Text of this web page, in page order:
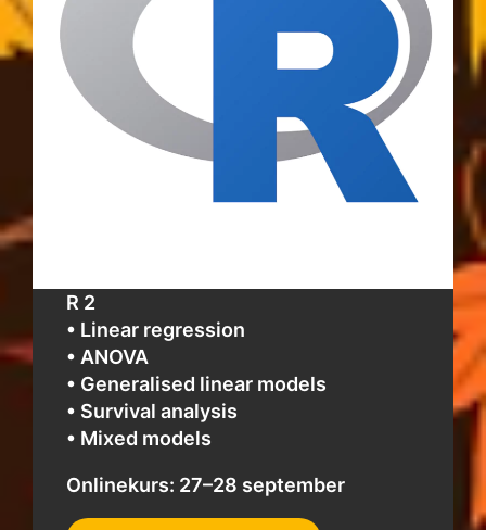
R 2
• Linear regression
• ANOVA
• Generalised linear models
• Survival analysis
• Mixed models
Onlinekurs: 27–28 september